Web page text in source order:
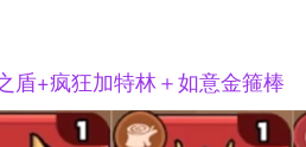
盾+疯狂加特林＋如意金箍棒